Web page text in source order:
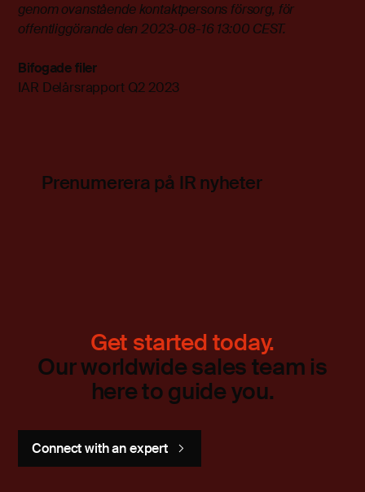
genom ovanstående kontaktpersons försorg, för
offentliggörande den 2023-08-16 13:00 CEST.
Bifogade filer
IAR Delårsrapport Q2 2023
Prenumerera på IR nyheter
Get started today.
Our worldwide sales team is
here to guide you.
Connect with an expert